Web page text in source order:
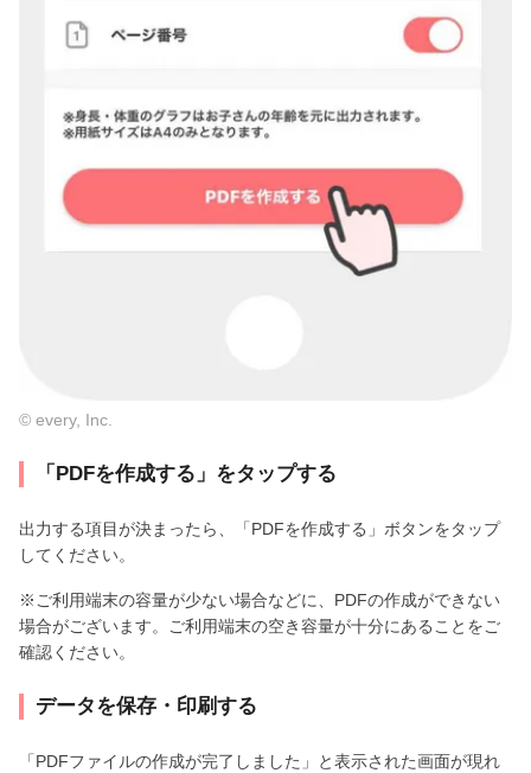
© every, Inc.
「PDFを作成する」をタップする
出力する項目が決まったら、「PDFを作成する」ボタンをタップ
してください。
※ご利用端末の容量が少ない場合などに、PDFの作成ができない
場合がございます。ご利用端末の空き容量が十分にあることをご
確認ください。
データを保存・印刷する
「PDFファイルの作成が完了しました」と表示された画面が現れ